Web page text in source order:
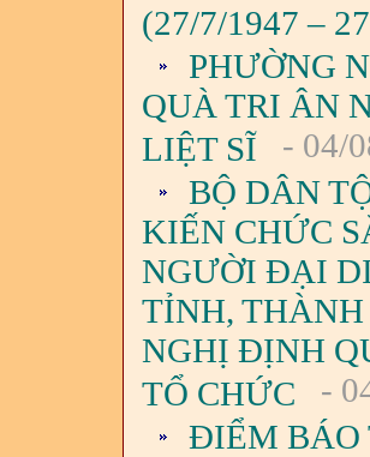
(27/7/1947 –
PHƯỜNG
QUÀ TRI ÂN
LIỆT SĨ
- 04/
BỘ DÂN
KIẾN CHỨC
NGƯỜI ĐẠI
TỈNH,
NGHỊ ĐỊNH
TỔ CHỨC
-
ĐIỂM BÁO